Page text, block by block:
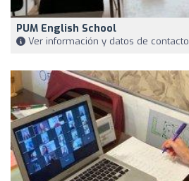
PUM English School
Ver información y datos de contacto